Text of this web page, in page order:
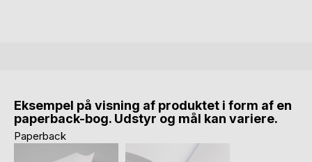
Eksempel på visning af produktet i form af en
paperback-bog. Udstyr og mål kan variere.
Paperback